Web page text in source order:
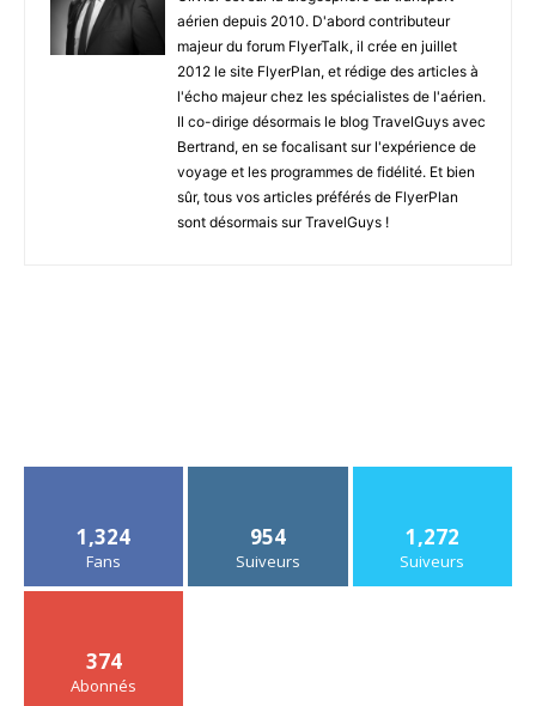
aérien depuis 2010. D'abord contributeur
majeur du forum FlyerTalk, il crée en juillet
2012 le site FlyerPlan, et rédige des articles à
l'écho majeur chez les spécialistes de l'aérien.
Il co-dirige désormais le blog TravelGuys avec
Bertrand, en se focalisant sur l'expérience de
voyage et les programmes de fidélité. Et bien
sûr, tous vos articles préférés de FlyerPlan
sont désormais sur TravelGuys !
1,324
Fans
954
Suiveurs
1,272
Suiveurs
374
Abonnés